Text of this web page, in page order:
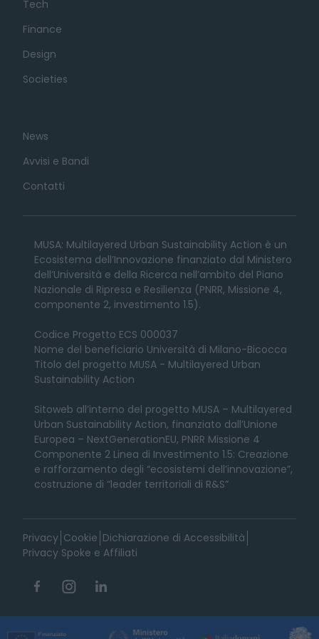
Tech
Finance
Design
Societies
News
Avvisi e Bandi
Contatti
MUSA: Multilayered Urban Sustainability Action è un
Ecosistema dell’Innovazione finanziato dal Ministero
dell’Università e della Ricerca nell’ambito del Piano
Nazionale di Ripresa e Resilienza (PNRR, Missione 4,
componente 2, investimento 1.5).
Codice Progetto ECS 000037
Nome del beneficiario Università di Milano-Bicocca
Titolo del progetto MUSA - Multilayered Urban
Sustainability Action
Sitoweb all’interno del progetto MUSA – Multilayered
Urban Sustainability Action, finanziato dall’Unione
Europea – NextGenerationEU, PNRR Missione 4
Componente 2 Linea di Investimento 1.5: Creazione
e rafforzamento degli “ecosistemi dell’innovazione”,
costruzione di “leader territoriali di R&S”
Privacy Cookie Dichiarazione di Accessibilità
Privacy Spoke e Affiliati